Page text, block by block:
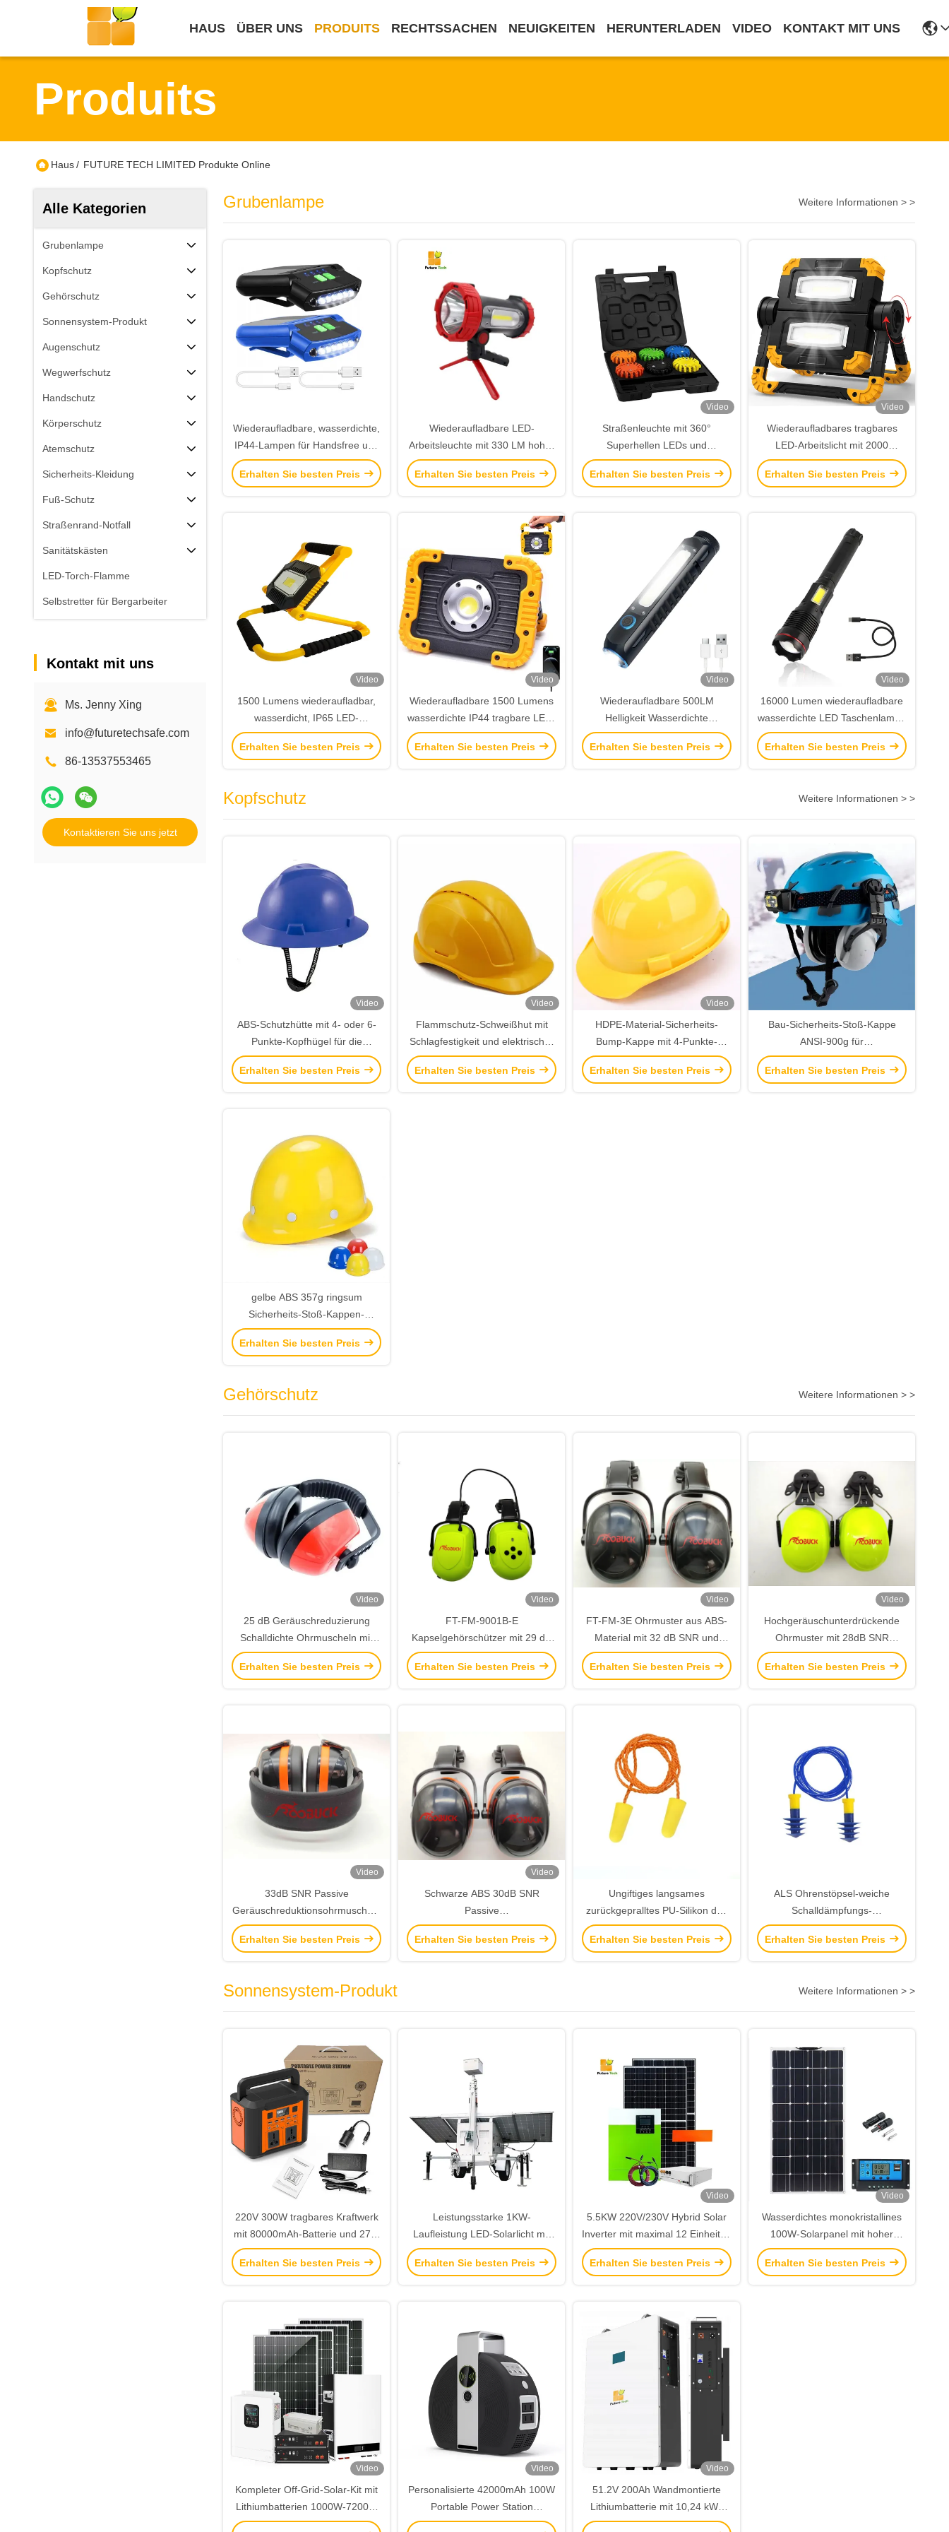
HAUS ÜBER UNS PRODUITS RECHTSSACHEN NEUIGKEITEN HERUNTERLADEN VIDEO KONTAKT MIT UNS
Produits
Haus/ FUTURE TECH LIMITED Produkte Online
Alle Kategorien
Grubenlampe
Kopfschutz
Gehörschutz
Sonnensystem-Produkt
Augenschutz
Wegwerfschutz
Handschutz
Körperschutz
Atemschutz
Sicherheits-Kleidung
Fuß-Schutz
Straßenrand-Notfall
Sanitätskästen
LED-Torch-Flamme
Selbstretter für Bergarbeiter
Kontakt mit uns
Ms. Jenny Xing
info@futuretechsafe.com
86-13537553465
Kontaktieren Sie uns jetzt
Grubenlampe Weitere Informationen > >
Wiederaufladbare, wasserdichte,
IP44-Lampen für Handsfree und
Arbeitslicht für Outdoor-
Aktivitäten
Erhalten Sie besten Preis
Wiederaufladbare LED-
Arbeitsleuchte mit 330 LM hoher
Helligkeit und IP44
Wasserdichtheit für Outdoor-
Erhalten Sie besten Preis
Video
Straßenleuchte mit 360°
Superhellen LEDs und
wasserdichtem Design für den
Notfall
Erhalten Sie besten Preis
Video
Wiederaufladbares tragbares
LED-Arbeitslicht mit 2000
Lumens 360° Drehung und
5000mAh Batterie
Erhalten Sie besten Preis
Video
1500 Lumens wiederaufladbar,
wasserdicht, IP65 LED-
Arbeitslicht
Erhalten Sie besten Preis
Video
Wiederaufladbare 1500 Lumens
wasserdichte IP44 tragbare LED-
Arbeitsleuchte für Innen- und
Außenbereich
Erhalten Sie besten Preis
Video
Wiederaufladbare 500LM
Helligkeit Wasserdichte
Scheinwerfer Taschenlampe für
Outdoor-Aktivitäten
Erhalten Sie besten Preis
Video
16000 Lumen wiederaufladbare
wasserdichte LED Taschenlampe
für Campingwanderungen und
Outdoor-Aktivitäten
Erhalten Sie besten Preis
Kopfschutz Weitere Informationen > >
Video
ABS-Schutzhütte mit 4- oder 6-
Punkte-Kopfhügel für die
Bausicherheit
Erhalten Sie besten Preis
Video
Flammschutz-Schweißhut mit
Schlagfestigkeit und elektrischer
Isolierung für die industrielle
Sicherheit
Erhalten Sie besten Preis
Video
HDPE-Material-Sicherheits-
Bump-Kappe mit 4-Punkte-
Kopfschleife für Schlagfestigkeit
im Bauwesen
Erhalten Sie besten Preis
Bau-Sicherheits-Stoß-Kappe
ANSI-900g für
Bergsteigerausrüstung im Freien
Erhalten Sie besten Preis
gelbe ABS 357g ringsum
Sicherheits-Stoß-Kappen-
Hauptstoß-Schutz für Bau 64cm
Erhalten Sie besten Preis
Gehörschutz Weitere Informationen > >
Video
25 dB Geräuschreduzierung
Schalldichte Ohrmuscheln mit
verstellbarem und faltbarem
Gehörschutz
Erhalten Sie besten Preis
Video
FT-FM-9001B-E
Kapselgehörschützer mit 29 dB
SNR-Geräuschreduzierung und
ABS-Material für
Erhalten Sie besten Preis
Video
FT-FM-3E Ohrmuster aus ABS-
Material mit 32 dB SNR und
passiver Geräuschreduktion für
die industrielle Sicherheit
Erhalten Sie besten Preis
Video
Hochgeräuschunterdrückende
Ohrmuster mit 28dB SNR
Passivgeräuschreduktion und
ABS-Kopfband
Erhalten Sie besten Preis
Video
33dB SNR Passive
Geräuschreduktionsohrmuscheln
mit ABS-Material zum Schutz vor
starkem Lärm
Erhalten Sie besten Preis
Video
Schwarze ABS 30dB SNR
Passive
Geräuschreduktionsohrmuster
für den Gehörschutz gegen
Erhalten Sie besten Preis
Ungiftiges langsames
zurückgepralltes PU-Silikon des
Schaum-Ohrenstöpsel-85db
schnürte Ohrenstöpsel
Erhalten Sie besten Preis
ALS Ohrenstöpsel-weiche
Schalldämpfungs-
wiederverwendbare
Ohrenpfropfen des Schaum-
Erhalten Sie besten Preis
Sonnensystem-Produkt Weitere Informationen > >
220V 300W tragbares Kraftwerk
mit 80000mAh-Batterie und 27W
PD Typ-C für Camping und
Notfall
Erhalten Sie besten Preis
Leistungsstarke 1KW-
Laufleistung LED-Solarlicht mit
6m Hydraulikmast und
Nulllärmbetrieb
Erhalten Sie besten Preis
Video
5.5KW 220V/230V Hybrid Solar
Inverter mit maximal 12 Einheiten
parallel und integriertem MPPT
Erhalten Sie besten Preis
Video
Wasserdichtes monokristallines
100W-Solarpanel mit hoher
Umwandlungseffizienz und
flexiblem Design
Erhalten Sie besten Preis
Video
Kompleter Off-Grid-Solar-Kit mit
Lithiumbatterien 1000W-7200W
für die eigenständige
Video
Personalisierte 42000mAh 100W
Portable Power Station
Notstromversorgung für 7 Geräte
Video
51.2V 200Ah Wandmontierte
Lithiumbatterie mit 10,24 kWh
Energie und LiFePO4